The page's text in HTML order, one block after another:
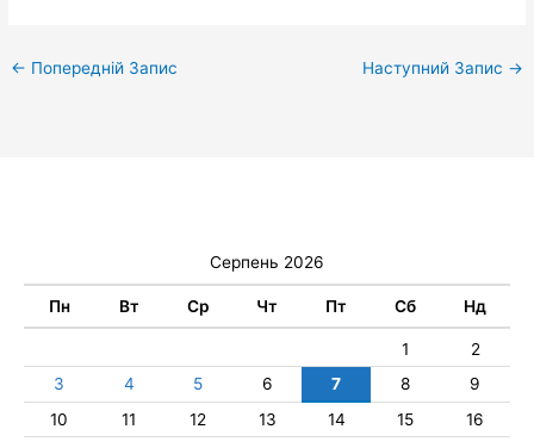
← Попередній Запис Наступний Запис →
Серпень 2026
Пн Вт Ср Чт Пт Сб Нд
1
2
3
4 5 6 7 8
9
10
11 12 13 14 15
16